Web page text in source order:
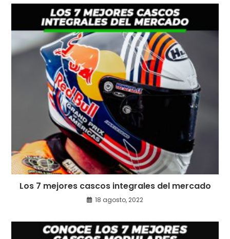
Los 7 mejores cascos integrales del mercado
18 agosto, 2022